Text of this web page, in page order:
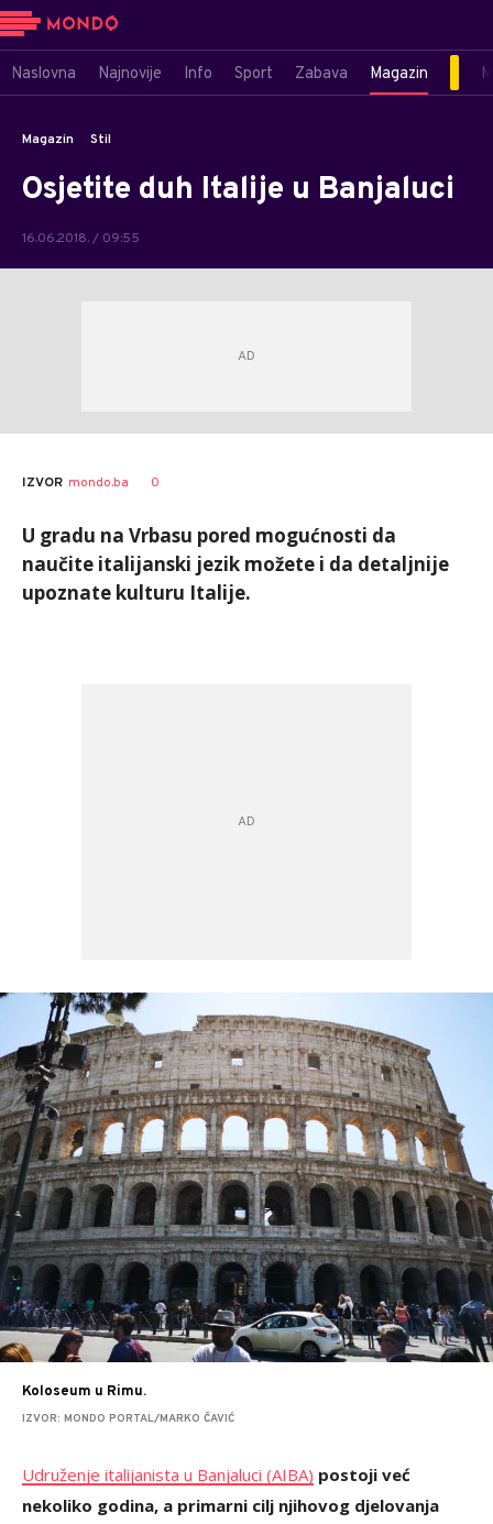
Naslovna Najnovije Info Sport Zabava Magazin
Magazin Stil
Osjetite duh Italije u Banjaluci
16.06.2018. / 09:55
AUTOR Volaš
IZVOR mondo.ba 0
U gradu na Vrbasu pored mogućnosti da
naučite italijanski jezik možete i da detaljnije
upoznate kulturu Italije.
Koloseum u Rimu.
IZVOR: MONDO PORTAL/MARKO ČAVIĆ
Udruženje italijanista u Banjaluci (AIBA) postoji već
nekoliko godina, a primarni cilj njihovog djelovanja